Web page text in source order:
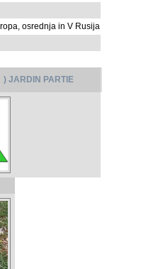
osrednja in V Rusija
) JARDIN PARTIE